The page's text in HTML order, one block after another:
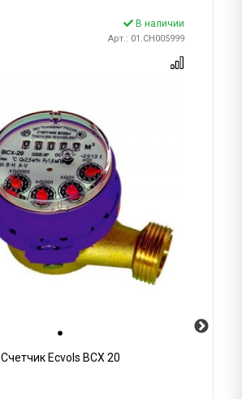
В наличии
Арт.: 01.CH005999
Счетчик Ecvols ВСХ 20